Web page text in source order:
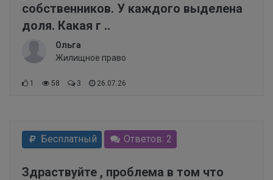
собственников. У каждого выделена
доля. Какая г ..
Ольга
Жилищное право
1 58 3 26.07.26
Бесплатный Ответов: 2
Здраствуйте , проблема в том что